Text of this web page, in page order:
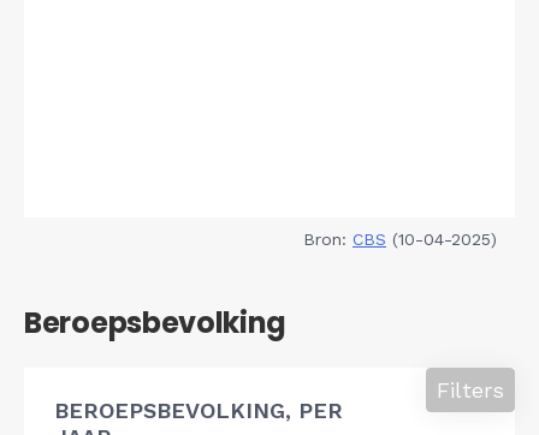
Bron: CBS (10-04-2025)
Beroepsbevolking
BEROEPSBEVOLKING, PER
Filters